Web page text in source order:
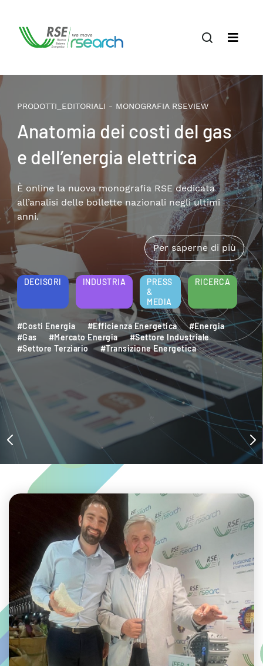
PRODOTTI_EDITORIALI - MONOGRAFIA RSEVIEW
Anatomia dei costi del gas
e dell’energia elettrica
È online la nuova monografia RSE dedicata
all’analisi delle bollette nazionali negli ultimi
anni.
Per saperne di più
DECISORI INDUSTRIA
PRESS
MEDIA
RICERCA
#Costi Energia #Efficienza Energetica
#Energia
#Gas
#Mercato Energia
#Settore Industriale
#Settore Terziario
#Transizione Energetica